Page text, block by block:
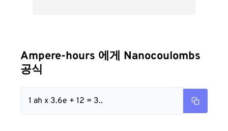
Ampere-hours 에게 Nanocoulombs
공식
1 ah x 3.6e + 12 = 3..